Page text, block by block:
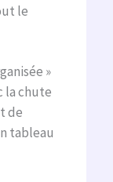
le
»
la chute
de
tableau